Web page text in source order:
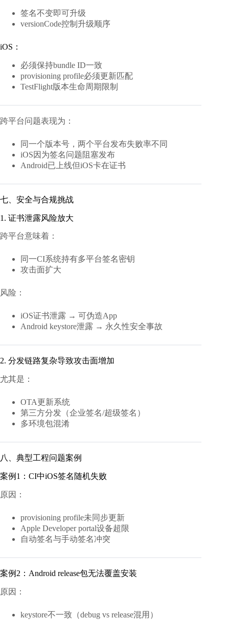
签名不变即可升级
versionCode控制升级顺序
iOS：
必须保持bundle ID一致
provisioning profile必须更新匹配
TestFlight版本生命周期限制
跨平台问题表现为：
同一个版本号，两个平台发布失败率不同
iOS因为签名问题阻塞发布
Android已上线但iOS卡在证书
七、安全与合规挑战
1. 证书泄露风险放大
跨平台意味着：
同一CI系统持有多平台签名密钥
攻击面扩大
风险：
iOS证书泄露 → 可伪造App
Android keystore泄露 → 永久性安全事故
2. 分发链路复杂导致攻击面增加
尤其是：
OTA更新系统
第三方分发（企业签名/超级签名）
多环境包混淆
八、典型工程问题案例
案例1：CI中iOS签名随机失败
原因：
provisioning profile未同步更新
Apple Developer portal设备超限
自动签名与手动签名冲突
案例2：Android release包无法覆盖安装
原因：
keystore不一致（debug vs release混用）